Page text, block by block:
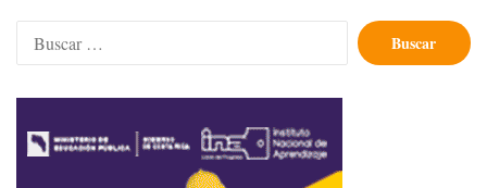
Buscar: